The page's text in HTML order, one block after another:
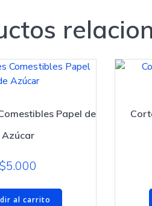
Papel de
Azúcar
$5.000
al carrito